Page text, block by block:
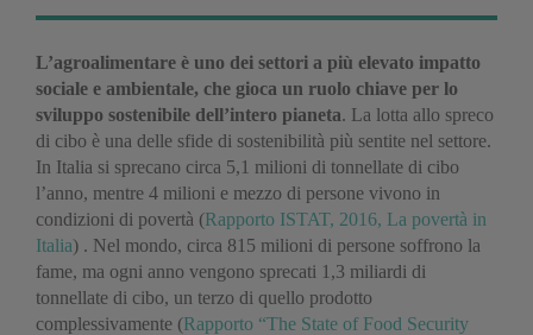
L’agroalimentare è uno dei settori a più elevato impatto
sociale e ambientale, che gioca un ruolo chiave per lo
sviluppo sostenibile dell’intero pianeta. La lotta allo spreco
di cibo è una delle sfide di sostenibilità più sentite nel settore.
In Italia si sprecano circa 5,1 milioni di tonnellate di cibo
l’anno, mentre 4 milioni e mezzo di persone vivono in
condizioni di povertà (Rapporto ISTAT, 2016, La povertà in
Italia) . Nel mondo, circa 815 milioni di persone soffrono la
fame, ma ogni anno vengono sprecati 1,3 miliardi di
tonnellate di cibo, un terzo di quello prodotto
complessivamente (Rapporto “The State of Food Security